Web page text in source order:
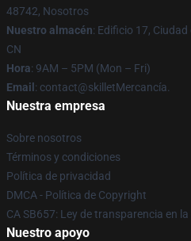
48742, Nosotros
Nuestro almacén: Edificio 17,
CN
Hora: 9AM – 5PM (Mon – Fri)
Email : contact@skilletMercancía.
Nuestra empresa
Sobre nosotros
Términos y condiciones
Política de privacidad
DMCA - Política de Copyright
CA SB657: Ley de transparencia en
Nuestro apoyo